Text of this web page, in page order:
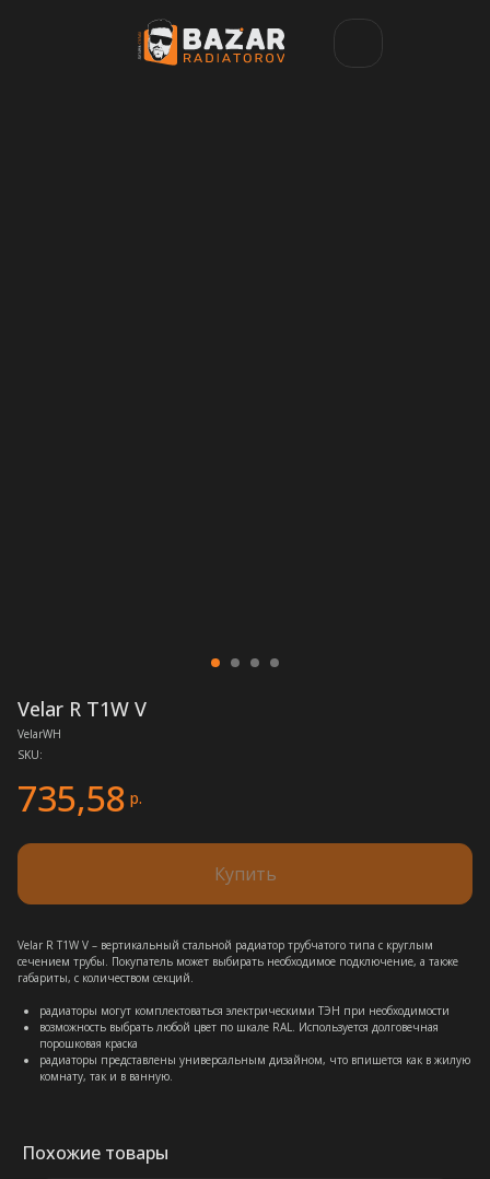
Velar R T1W V
VelarWH
SKU:
735,58 р.
Купить
Velar R T1W V – вертикальный стальной радиатор трубчатого типа c круглым
сечением трубы. Покупатель может выбирать необходимое подключение, а также
габариты, с количеством секций.
радиаторы могут комплектоваться электрическими ТЭН при необходимости
возможность выбрать любой цвет по шкале RAL. Используется долговечная
порошковая краска
радиаторы представлены универсальным дизайном, что впишется как в жилую
комнату, так и в ванную.
Похожие товары